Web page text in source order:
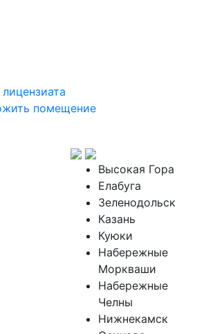
помещение
Высокая Гора
Елабуга
Зеленодольск
Казань
Куюки
Набережные
Моркваши
Набережные
Челны
Нижнекамск